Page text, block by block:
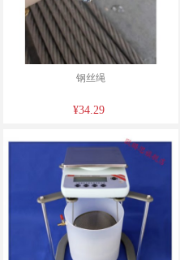
钢丝绳
¥34.29